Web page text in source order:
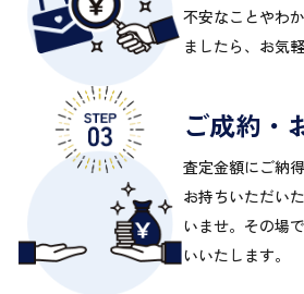
不安なことやわ
ましたら、お気
ご成約・
査定金額にご納
お持ちいただい
いませ。その場
いいたします。